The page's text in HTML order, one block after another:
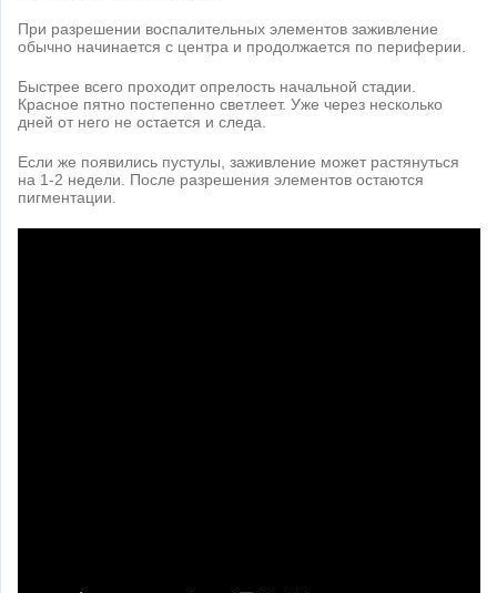
При разрешении воспалительных элементов заживление
обычно начинается с центра и продолжается по периферии.
Быстрее всего проходит опрелость начальной стадии.
Красное пятно постепенно светлеет. Уже через несколько
дней от него не остается и следа.
Если же появились пустулы, заживление может растянуться
на 1-2 недели. После разрешения элементов остаются
пигментации.